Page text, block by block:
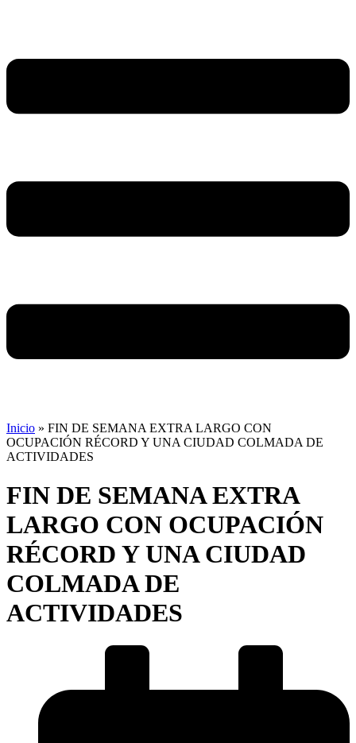
Inicio » FIN DE SEMANA EXTRA LARGO CON
OCUPACIÓN RÉCORD Y UNA CIUDAD COLMADA DE
ACTIVIDADES
FIN DE SEMANA EXTRA
LARGO CON OCUPACIÓN
RÉCORD Y UNA CIUDAD
COLMADA DE
ACTIVIDADES